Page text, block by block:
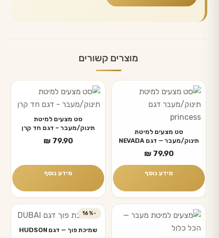
מוצרים קשורים
סט מצעים למיטת
תינוק/מעבר — דגם NEVADA
₪ 79.90
מידע נוסף
סט מצעים למיטת
תינוק/מעבר – דגם חד קרן
₪ 79.90
מידע נוסף
-16%
שמיכת פוך — דגם HUDSON
למוצר
זה